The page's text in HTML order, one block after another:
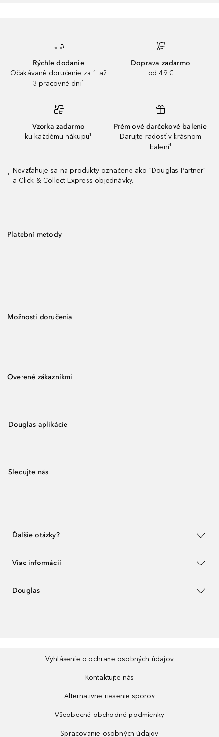
Rýchle dodanie
Očakávané doručenie za 1 až
3 pracovné dni¹
Doprava zadarmo
od 49 €
Vzorka zadarmo
ku každému nákupu¹
Prémiové darčekové balenie
Darujte radosť v krásnom
balení¹
¹
Nevzťahuje sa na produkty označené ako "Douglas Partner"
a Click & Collect Express objednávky.
Platební metody
Možnosti doručenia
Overené zákazníkmi
Douglas aplikácie
Sledujte nás
Ďalšie otázky?
Viac informácií
Douglas
Vyhlásenie o ochrane osobných údajov
Kontaktujte nás
Alternatívne riešenie sporov
Všeobecné obchodné podmienky
Spracovanie osobných údajov